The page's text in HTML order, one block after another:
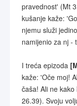
pravednost' (Mt
kušanje kaže:
njemu služi
namijenio za nj -
I treća epizoda
kaže: 'Oče moj!
čaša! Ali ne
26.39). Svoju